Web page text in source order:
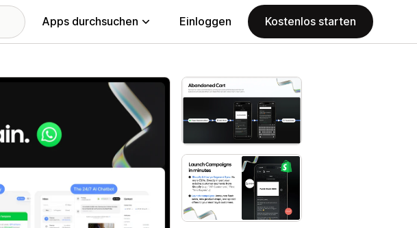
Apps durchsuchen Einloggen Kostenlos starten